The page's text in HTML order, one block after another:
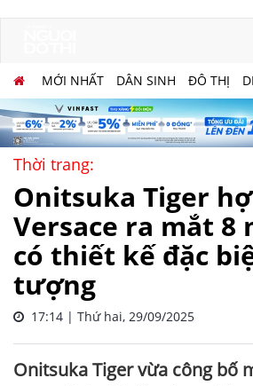
MỚI NHẤT DÂN SINH ĐÔ THỊ
Thời trang:
Onitsuka Tiger
Versace ra mắt 8
có thiết kế đặc
tượng
17:14 | Thứ hai, 29/09/2025
Onitsuka Tiger vừa công bố